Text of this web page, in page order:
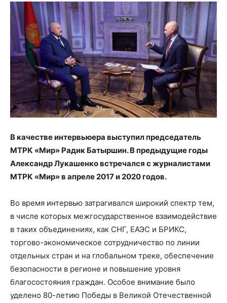
В качестве интервьюера выступил председатель
МТРК «Мир» Радик Батыршин. В предыдущие годы
Александр Лукашенко встречался с журналистами
МТРК «Мир» в апреле 2017 и 2020 годов.
Во время интервью затрагивался широкий спектр тем,
в числе которых межгосударственное взаимодействие
в таких объединениях, как СНГ, ЕАЭС и БРИКС,
торгово-экономическое сотрудничество по линии
отдельных стран и на глобальном треке, обеспечение
безопасности в регионе и повышение уровня
благосостояния граждан. Особое внимание было
уделено 80-летию Победы в Великой Отечественной